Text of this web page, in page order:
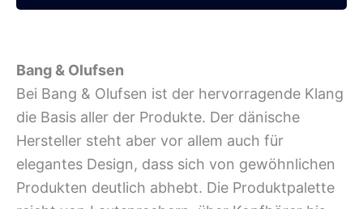
Bang & Olufsen
Bei Bang & Olufsen ist der hervorragende Klang
die Basis aller der Produkte. Der dänische
Hersteller steht aber vor allem auch für
elegantes Design, dass sich von gewöhnlichen
Produkten deutlich abhebt. Die Produktpalette